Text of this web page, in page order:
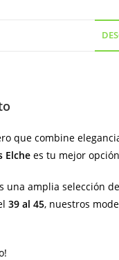
que combine
Elche es tu mejor
una amplia selección
39 al 45, nuestros